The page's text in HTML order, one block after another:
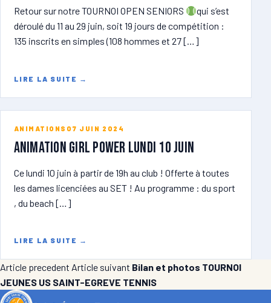
Retour sur notre TOURNOI OPEN SENIORS
qui s’est
déroulé du 11 au 29 juin, soit 19 jours de compétition :
135 inscrits en simples (108 hommes et 27 […]
LIRE LA SUITE →
ANIMATIONS 07 JUIN 2024
ANIMATION GIRL POWER lundi 10 juin
Ce lundi 10 juin à partir de 19h au club ! Offerte à toutes
les dames licenciées au SET ! Au programme : du sport
, du beach […]
LIRE LA SUITE →
Article precedent Article suivant Bilan et photos TOURNOI
JEUNES US SAINT-EGREVE TENNIS